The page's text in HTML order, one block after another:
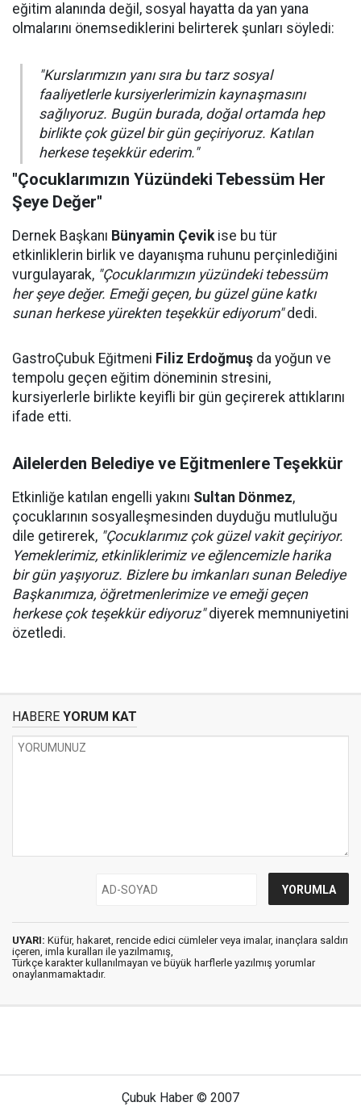
eğitim alanında değil, sosyal hayatta da yan yana
olmalarını önemsediklerini belirterek şunları söyledi:
"Kurslarımızın yanı sıra bu tarz sosyal
faaliyetlerle kursiyerlerimizin kaynaşmasını
sağlıyoruz. Bugün burada, doğal ortamda hep
birlikte çok güzel bir gün geçiriyoruz. Katılan
herkese teşekkür ederim."
"Çocuklarımızın Yüzündeki Tebessüm Her
Şeye Değer"
Dernek Başkanı Bünyamin Çevikise bu tür
etkinliklerin birlik ve dayanışma ruhunu perçinlediğini
vurgulayarak, "Çocuklarımızın yüzündeki tebessüm
her şeye değer. Emeği geçen, bu güzel güne katkı
sunan herkese yürekten teşekkür ediyorum"dedi.
GastroÇubuk Eğitmeni Filiz Erdoğmuş da yoğun ve
tempolu geçen eğitim döneminin stresini,
kursiyerlerle birlikte keyifli bir gün geçirerek attıklarını
ifade etti.
Ailelerden Belediye ve Eğitmenlere Teşekkür
Etkinliğe katılan engelli yakını Sultan Dönmez,
çocuklarının sosyalleşmesinden duyduğu mutluluğu
dile getirerek, "Çocuklarımız çok güzel vakit geçiriyor.
Yemeklerimiz, etkinliklerimiz ve eğlencemizle harika
bir gün yaşıyoruz. Bizlere bu imkanları sunan Belediye
Başkanımıza, öğretmenlerimize ve emeği geçen
herkese çok teşekkür ediyoruz"diyerek memnuniyetini
özetledi.
HABERE YORUM KAT
UYARI: Küfür, hakaret, rencide edici cümleler veya imalar, inançlara saldırı
içeren, imla kuralları ile yazılmamış,
Türkçe karakter kullanılmayan ve büyük harflerle yazılmış yorumlar
onaylanmamaktadır.
Çubuk Haber © 2007